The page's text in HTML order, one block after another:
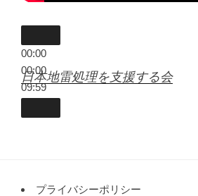
00:00
00:00
09:59
日本地雷処理を支援する会
プライバシーポリシー